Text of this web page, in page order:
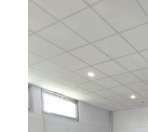
Candidatez
Rentrées
les dates
employeur :
Faites
effectuez